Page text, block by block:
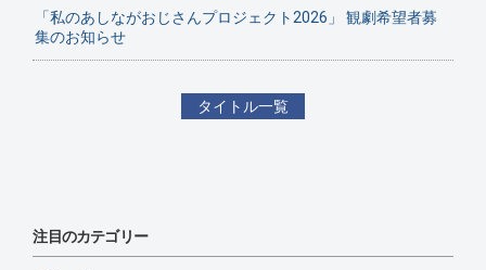
「私のあしながおじさんプロジェクト2026」 観劇希望者募
集のお知らせ
タイトル一覧
注目のカテゴリー